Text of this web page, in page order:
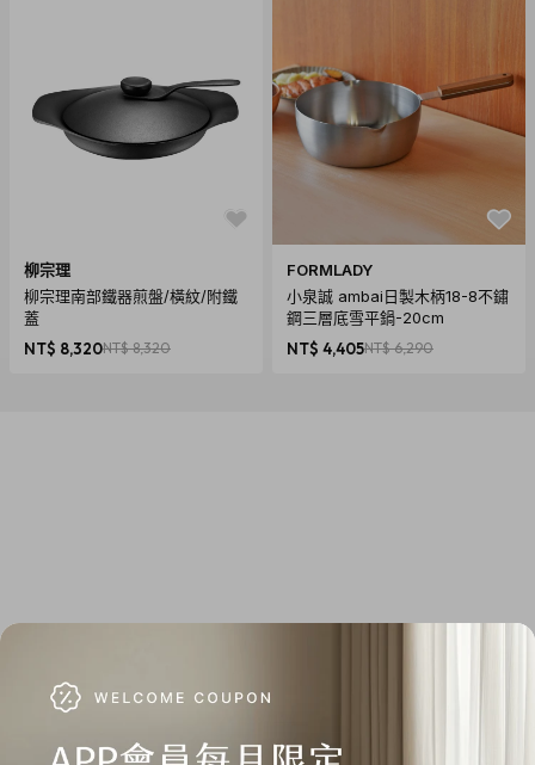
柳宗理
柳宗理南部鐵器煎盤/橫紋/附鐵
蓋
NT$ 8,320NT$ 8,320
FORMLADY
小泉誠 ambai日製木柄18-8不鏽
鋼三層底雪平鍋-20cm
NT$ 4,405NT$ 6,290